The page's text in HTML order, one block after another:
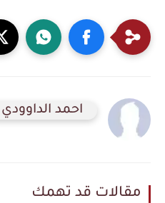
احمد الداوودي
مقالات قد تهمك